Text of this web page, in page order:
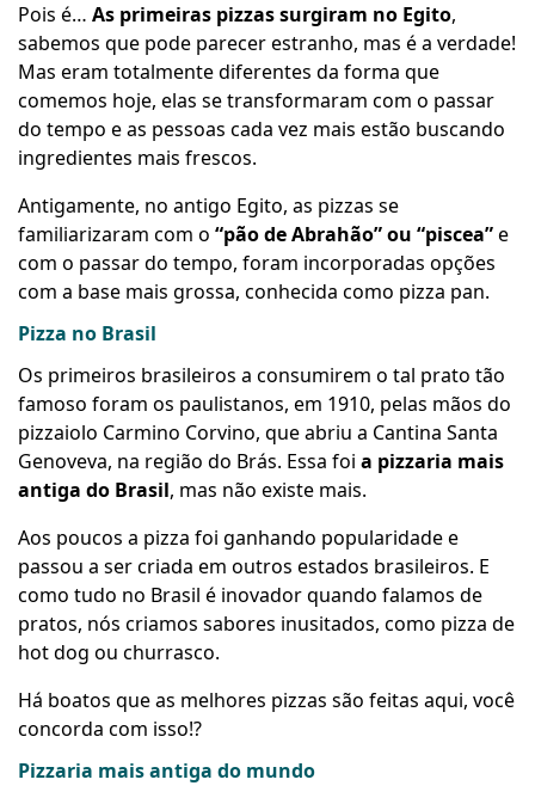
Pois é… As primeiras pizzas surgiram no Egito,
sabemos que pode parecer estranho, mas é a verdade!
Mas eram totalmente diferentes da forma que
comemos hoje, elas se transformaram com o passar
do tempo e as pessoas cada vez mais estão buscando
ingredientes mais frescos.
Antigamente, no antigo Egito, as pizzas se
familiarizaram com o “pão de Abrahão” ou “piscea”e
com o passar do tempo, foram incorporadas opções
com a base mais grossa, conhecida como pizza pan.
Pizza no Brasil
Os primeiros brasileiros a consumirem o tal prato tão
famoso foram os paulistanos, em 1910, pelas mãos do
pizzaiolo Carmino Corvino, que abriu a Cantina Santa
Genoveva, na região do Brás. Essa foi a pizzaria mais
antiga do Brasil, mas não existe mais.
Aos poucos a pizza foi ganhando popularidade e
passou a ser criada em outros estados brasileiros. E
como tudo no Brasil é inovador quando falamos de
pratos, nós criamos sabores inusitados, como pizza de
hot dog ou churrasco.
Há boatos que as melhores pizzas são feitas aqui, você
concorda com isso!?
Pizzaria mais antiga do mundo